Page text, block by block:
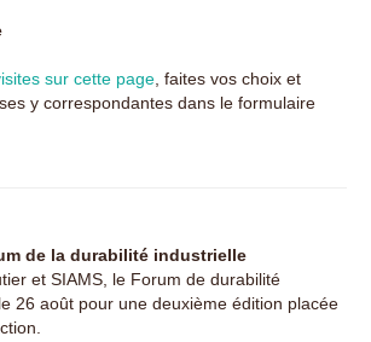
sur cette page , faites vos choix et
y correspondantes dans le formulaire
de la durabilité industrielle
et SIAMS , le Forum de durabilité
26 août pour une deuxième édition placée